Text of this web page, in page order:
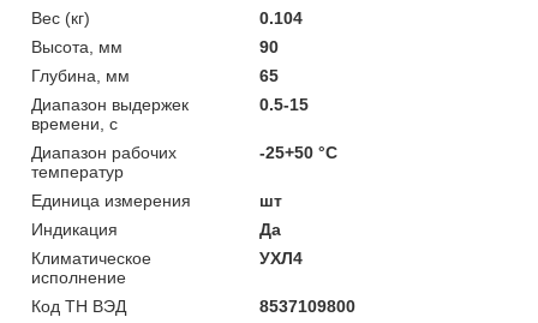
Вес (кг)
0.104
Высота, мм
90
Глубина, мм
65
Диапазон выдержек
времени, с
0.5-15
Диапазон рабочих
температур
-25+50 °C
Единица измерения
шт
Индикация
Да
Климатическое
исполнение
УХЛ4
Код ТН ВЭД
8537109800